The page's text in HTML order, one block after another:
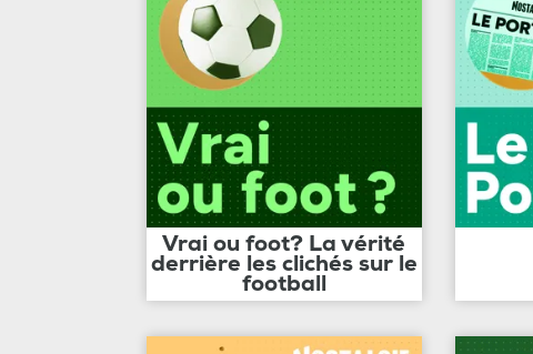
Vrai ou foot? La vérité
derrière les clichés sur le
football